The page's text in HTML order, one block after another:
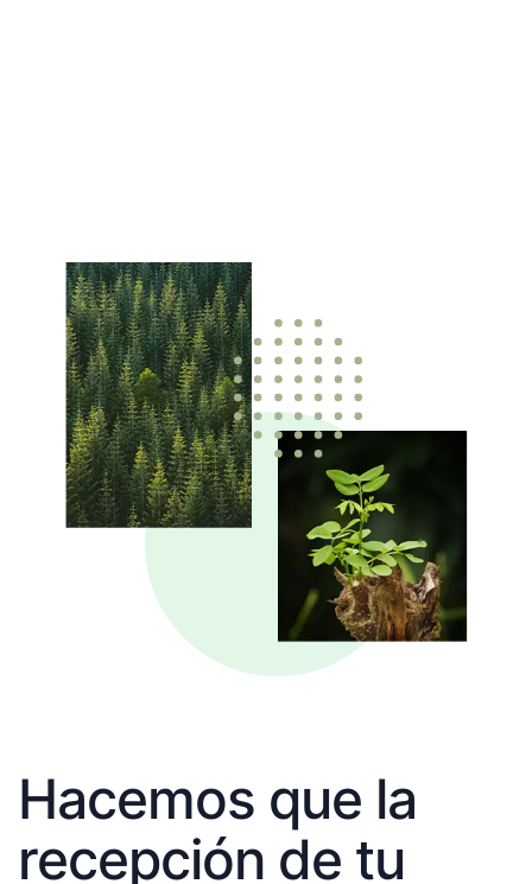
Hacemos que la
recepción de tu